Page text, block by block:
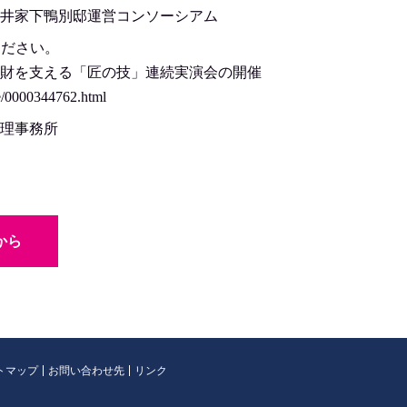
家下鴨別邸運営コンソーシアム
さい。
を支える「匠の技」連続実演会の開催
事務所
ら
マップ お問い合わせ先 リンク